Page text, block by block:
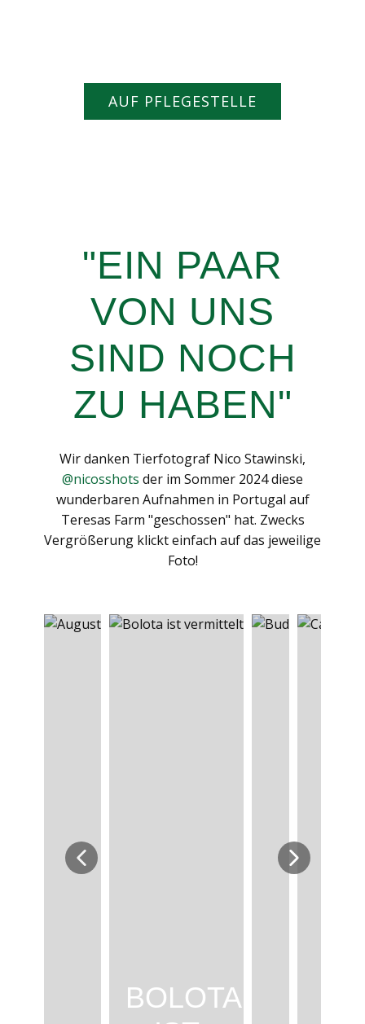
AUF PFLEGESTELLE
"EIN PAAR
VON UNS
SIND NOCH
ZU HABEN"
Wir danken Tierfotograf Nico Stawinski,
@nicosshots der im Sommer 2024 diese
wunderbaren Aufnahmen in Portugal auf
Teresas Farm "geschossen" hat. Zwecks
Vergrößerung klickt einfach auf das jeweilige
Foto!
BOLOTA